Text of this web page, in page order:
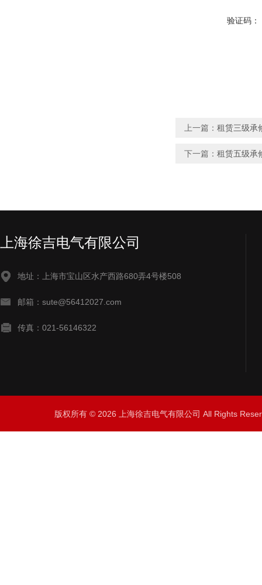
验证码：
上一篇： 租赁三级承
下一篇： 租赁五级承
上海徐吉电气有限公司
地址：上海市宝山区水产西路680弄4号楼508
邮箱：sute@56412027.com
传真：021-56146322
版权所有 © 2026 上海徐吉电气有限公司 All Rights